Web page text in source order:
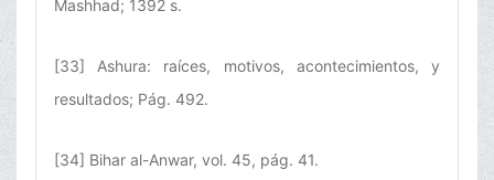
Mashhad; 1392 s.
[33] Ashura: raíces, motivos, acontecimientos, y
resultados; Pág. 492.
[34] Bihar al-Anwar, vol. 45, pág. 41.